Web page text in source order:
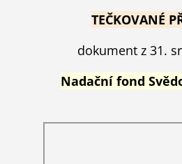
TEČKOVANÉ
dokument z 31.
Nadační fond